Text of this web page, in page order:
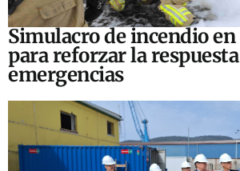
Simulacro de incendio
para reforzar la
emergencias